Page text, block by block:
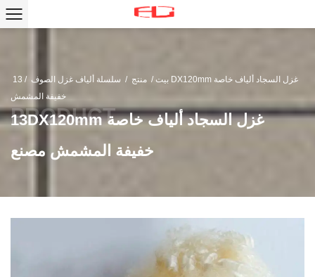
بيت / منتج / سلسلة ألياف غزل الصوف / 13DX120mm غزل السجاد ألياف خاصة
خفيفة المشمش
13DX120mm غزل السجاد ألياف خاصة
خفيفة المشمش مصنع